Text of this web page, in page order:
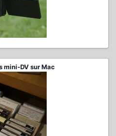
mini-DV sur Mac